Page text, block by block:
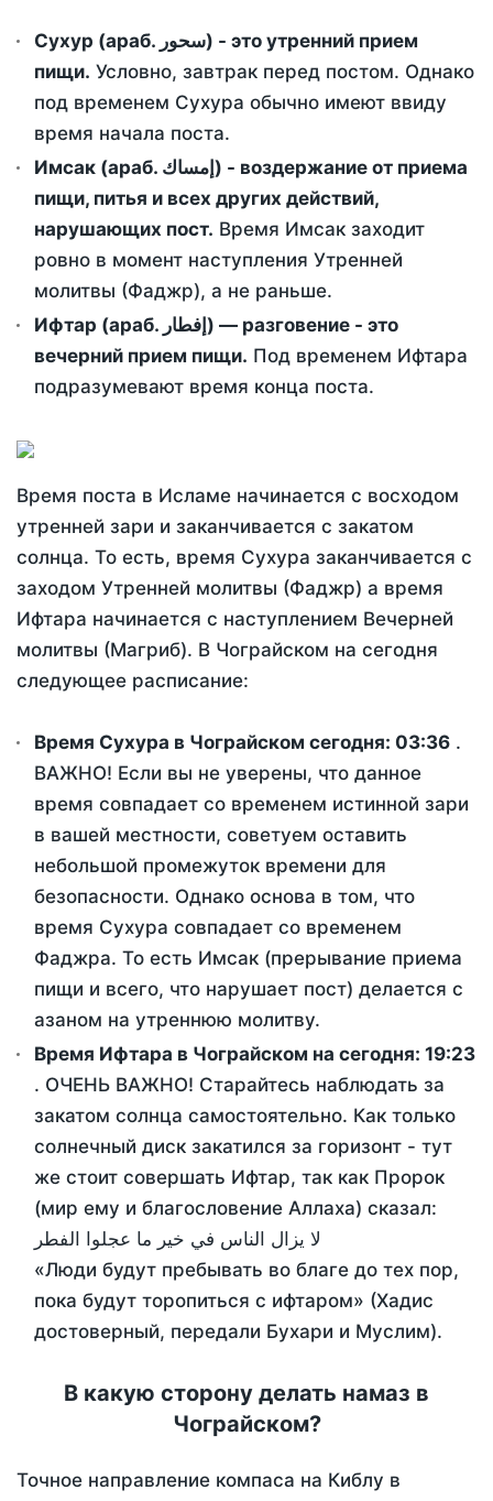
Сухур (араб. سحور) - это утренний прием
пищи. Условно, завтрак перед постом. Однако
под временем Сухура обычно имеют ввиду
время начала поста.
Имсак (араб. إمساك) - воздержание от приема
пищи, питья и всех других действий,
нарушающих пост. Время Имсак заходит
ровно в момент наступления Утренней
молитвы (Фаджр), а не раньше.
Ифтар (араб. إفطار) — разговение - это
вечерний прием пищи. Под временем Ифтара
подразумевают время конца поста.
Время поста в Исламе начинается с восходом
утренней зари и заканчивается с закатом
солнца. То есть, время Сухура заканчивается с
заходом Утренней молитвы (Фаджр) а время
Ифтара начинается с наступлением Вечерней
молитвы (Магриб). В Чограйском на сегодня
следующее расписание:
Время Сухура в Чограйском сегодня: 03:36 .
ВАЖНО! Если вы не уверены, что данное
время совпадает со временем истинной зари
в вашей местности, советуем оставить
небольшой промежуток времени для
безопасности. Однако основа в том, что
время Сухура совпадает со временем
Фаджра. То есть Имсак (прерывание приема
пищи и всего, что нарушает пост) делается с
азаном на утреннюю молитву.
Время Ифтара в Чограйском на сегодня: 19:23
. ОЧЕНЬ ВАЖНО! Старайтесь наблюдать за
закатом солнца самостоятельно. Как только
солнечный диск закатился за горизонт - тут
же стоит совершать Ифтар, так как Пророк
(мир ему и благословение Аллаха) сказал:
لا يزال الناس في خير ما عجلوا الفطر
«Люди будут пребывать во благе до тех пор,
пока будут торопиться с ифтаром» (Хадис
достоверный, передали Бухари и Муслим).
В какую сторону делать намаз в
Чограйском?
Точное направление компаса на Киблу в